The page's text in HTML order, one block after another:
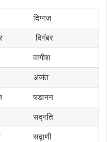
दिग्गज
दिगंबर
वागीश
अंजंत
षडानन
सद्गति
सद्वाणी